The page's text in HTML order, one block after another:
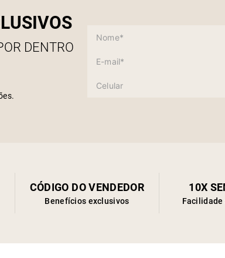
DENTRO
CÓDIGO DO VENDEDOR
Benefícios exclusivos
10X
Facilidade